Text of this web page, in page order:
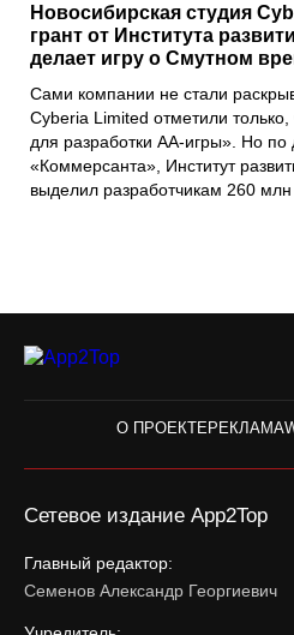
Новосибирская студия
грант от Института
делает игру о Смутном
Сами компании не стали
Cyberia Limited отметили только,
для разработки AA-игры». Но
«Коммерсанта», Институт
выделил разработчикам 260 млн
О ПРОЕКТЕ РЕКЛАМА
Сетевое издание App2Top
Главный редактор:
Семенов Александр Георгиевич